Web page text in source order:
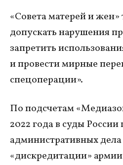
«Совета матерей и жен»
допускать нарушения
запретить
и провести мирные
спецоперации».
По подсчетам
2022 года в суды
административных дела
«дискредитации»